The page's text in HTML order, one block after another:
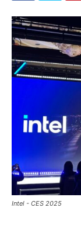
Intel - CES 2025